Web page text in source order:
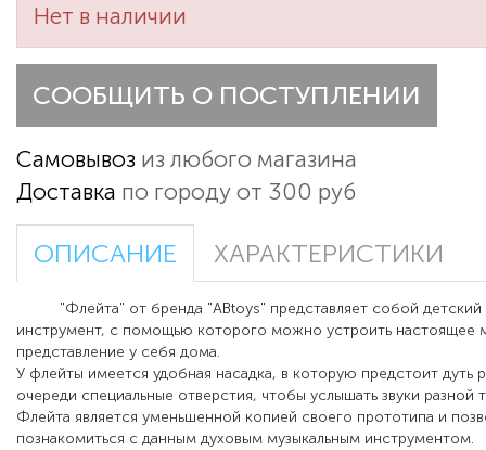
Нет в наличии
СООБЩИТЬ О ПОСТУПЛЕНИИ
Самовывоз из любого магазина
Доставка по городу от 300 руб
ОПИСАНИЕ ХАРАКТЕРИСТИКИ
"Флейта" от бренда "ABtoys" представляет собой детский
инструмент, с помощью которого можно устроить настоящее
представление у себя дома.
У флейты имеется удобная насадка, в которую предстоит дуть
очереди специальные отверстия, чтобы услышать звуки разной
Флейта является уменьшенной копией своего прототипа и
познакомиться с данным духовым музыкальным инструментом.